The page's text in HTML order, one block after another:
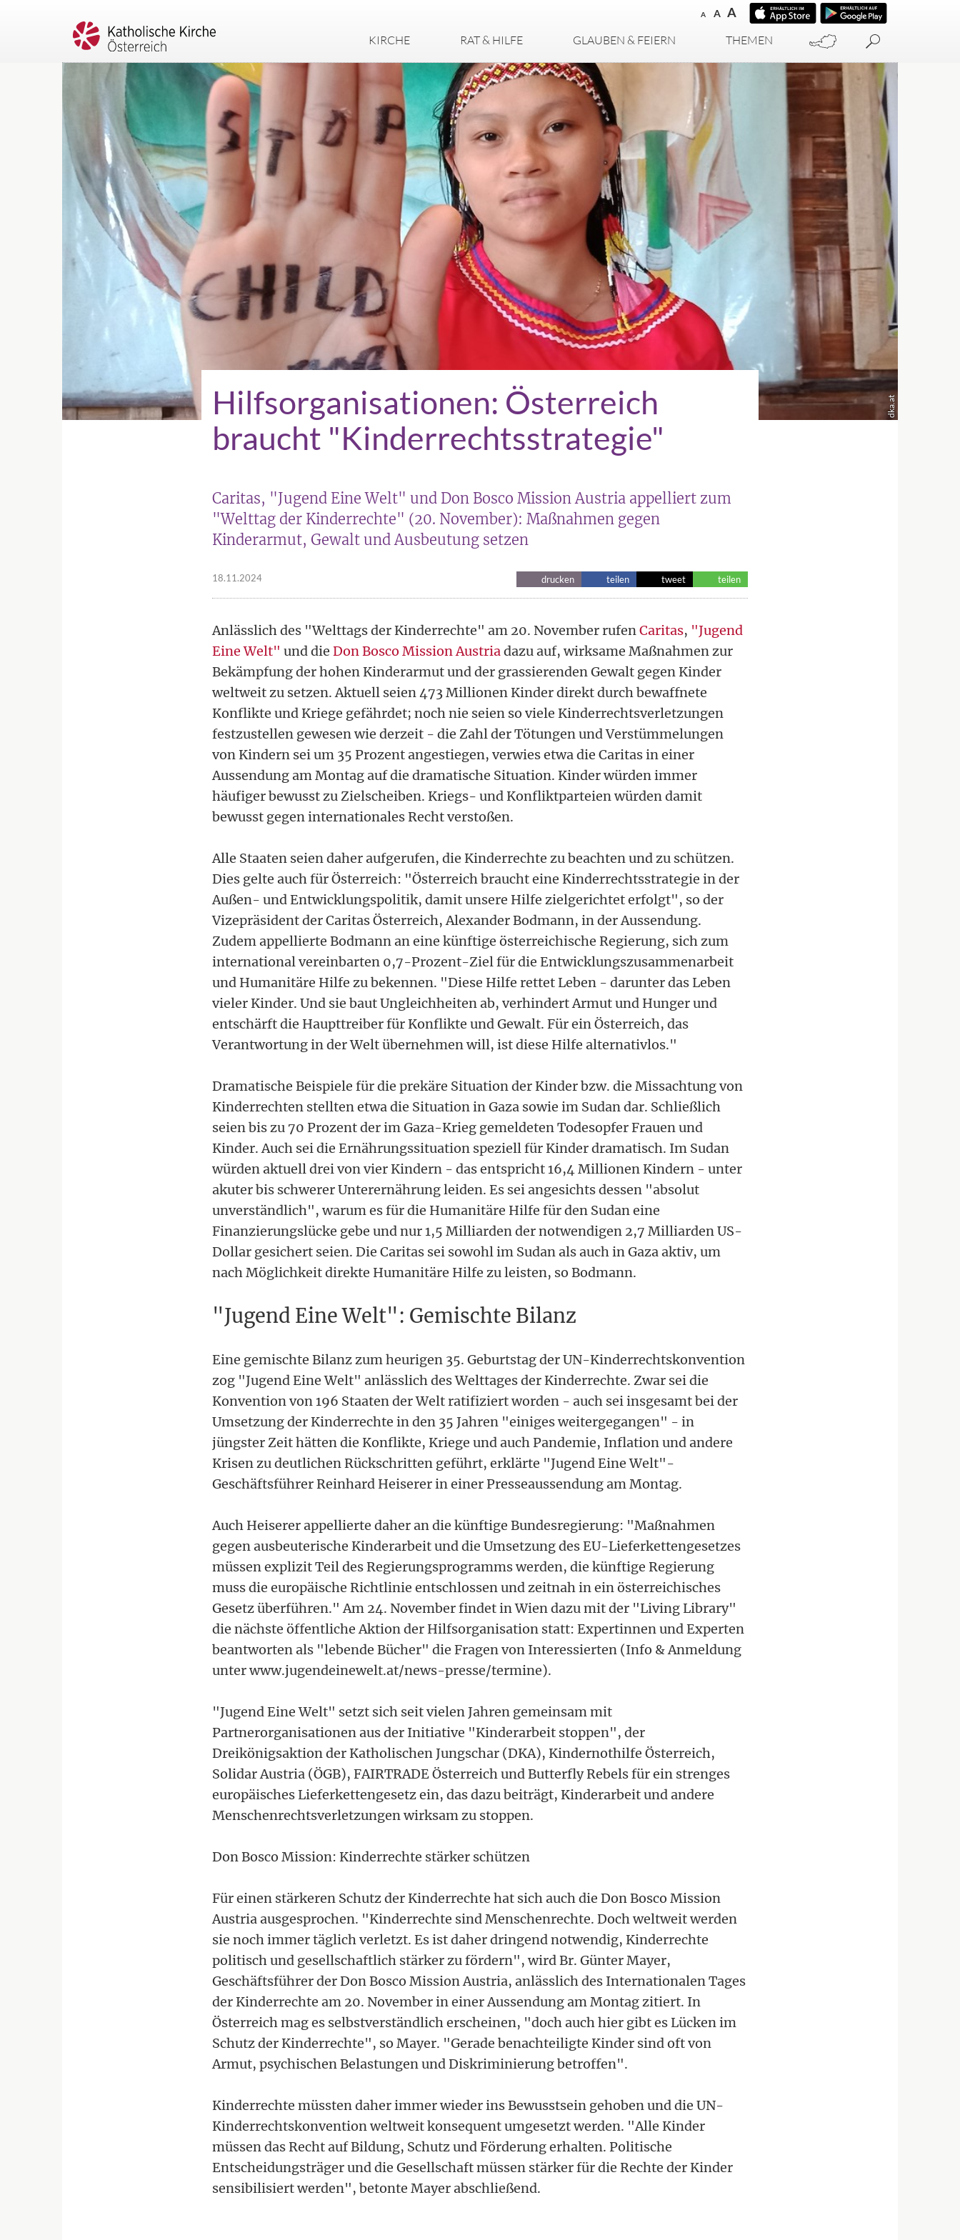
A A A
KIRCHE RAT & HILFE GLAUBEN & FEIERN THEMEN
dka.at
Hilfsorganisationen: Österreich
braucht "Kinderrechtsstrategie"
Caritas, "Jugend Eine Welt" und Don Bosco Mission Austria appelliert zum
"Welttag der Kinderrechte" (20. November): Maßnahmen gegen
Kinderarmut, Gewalt und Ausbeutung setzen
18.11.2024 drucken teilen tweet teilen
Anlässlich des "Welttags der Kinderrechte" am 20. November rufenCaritas, "Jugend
Eine Welt" und die Don Bosco Mission Austriadazu auf, wirksame Maßnahmen zur
Bekämpfung der hohen Kinderarmut und der grassierenden Gewalt gegen Kinder
weltweit zu setzen. Aktuell seien 473 Millionen Kinder direkt durch bewaffnete
Konflikte und Kriege gefährdet; noch nie seien so viele Kinderrechtsverletzungen
festzustellen gewesen wie derzeit - die Zahl der Tötungen und Verstümmelungen
von Kindern sei um 35 Prozent angestiegen, verwies etwa die Caritas in einer
Aussendung am Montag auf die dramatische Situation. Kinder würden immer
häufiger bewusst zu Zielscheiben. Kriegs- und Konfliktparteien würden damit
bewusst gegen internationales Recht verstoßen.
Alle Staaten seien daher aufgerufen, die Kinderrechte zu beachten und zu schützen.
Dies gelte auch für Österreich: "Österreich braucht eine Kinderrechtsstrategie in der
Außen- und Entwicklungspolitik, damit unsere Hilfe zielgerichtet erfolgt", so der
Vizepräsident der Caritas Österreich, Alexander Bodmann, in der Aussendung.
Zudem appellierte Bodmann an eine künftige österreichische Regierung, sich zum
international vereinbarten 0,7-Prozent-Ziel für die Entwicklungszusammenarbeit
und Humanitäre Hilfe zu bekennen. "Diese Hilfe rettet Leben - darunter das Leben
vieler Kinder. Und sie baut Ungleichheiten ab, verhindert Armut und Hunger und
entschärft die Haupttreiber für Konflikte und Gewalt. Für ein Österreich, das
Verantwortung in der Welt übernehmen will, ist diese Hilfe alternativlos."
Dramatische Beispiele für die prekäre Situation der Kinder bzw. die Missachtung von
Kinderrechten stellten etwa die Situation in Gaza sowie im Sudan dar. Schließlich
seien bis zu 70 Prozent der im Gaza-Krieg gemeldeten Todesopfer Frauen und
Kinder. Auch sei die Ernährungssituation speziell für Kinder dramatisch. Im Sudan
würden aktuell drei von vier Kindern - das entspricht 16,4 Millionen Kindern - unter
akuter bis schwerer Unterernährung leiden. Es sei angesichts dessen "absolut
unverständlich", warum es für die Humanitäre Hilfe für den Sudan eine
Finanzierungslücke gebe und nur 1,5 Milliarden der notwendigen 2,7 Milliarden US-
Dollar gesichert seien. Die Caritas sei sowohl im Sudan als auch in Gaza aktiv, um
nach Möglichkeit direkte Humanitäre Hilfe zu leisten, so Bodmann.
"Jugend Eine Welt": Gemischte Bilanz
Eine gemischte Bilanz zum heurigen 35. Geburtstag der UN-Kinderrechtskonvention
zog "Jugend Eine Welt" anlässlich des Welttages der Kinderrechte. Zwar sei die
Konvention von 196 Staaten der Welt ratifiziert worden - auch sei insgesamt bei der
Umsetzung der Kinderrechte in den 35 Jahren "einiges weitergegangen" - in
jüngster Zeit hätten die Konflikte, Kriege und auch Pandemie, Inflation und andere
Krisen zu deutlichen Rückschritten geführt, erklärte "Jugend Eine Welt"-
Geschäftsführer Reinhard Heiserer in einer Presseaussendung am Montag.
Auch Heiserer appellierte daher an die künftige Bundesregierung: "Maßnahmen
gegen ausbeuterische Kinderarbeit und die Umsetzung des EU-Lieferkettengesetzes
müssen explizit Teil des Regierungsprogramms werden, die künftige Regierung
muss die europäische Richtlinie entschlossen und zeitnah in ein österreichisches
Gesetz überführen." Am 24. November findet in Wien dazu mit der "Living Library"
die nächste öffentliche Aktion der Hilfsorganisation statt: Expertinnen und Experten
beantworten als "lebende Bücher" die Fragen von Interessierten (Info & Anmeldung
unter www.jugendeinewelt.at/news-presse/termine).
"Jugend Eine Welt" setzt sich seit vielen Jahren gemeinsam mit
Partnerorganisationen aus der Initiative "Kinderarbeit stoppen", der
Dreikönigsaktion der Katholischen Jungschar (DKA), Kindernothilfe Österreich,
Solidar Austria (ÖGB), FAIRTRADE Österreich und Butterfly Rebels für ein strenges
europäisches Lieferkettengesetz ein, das dazu beiträgt, Kinderarbeit und andere
Menschenrechtsverletzungen wirksam zu stoppen.
Don Bosco Mission: Kinderrechte stärker schützen
Für einen stärkeren Schutz der Kinderrechte hat sich auch die Don Bosco Mission
Austria ausgesprochen. "Kinderrechte sind Menschenrechte. Doch weltweit werden
sie noch immer täglich verletzt. Es ist daher dringend notwendig, Kinderrechte
politisch und gesellschaftlich stärker zu fördern", wird Br. Günter Mayer,
Geschäftsführer der Don Bosco Mission Austria, anlässlich des Internationalen Tages
der Kinderrechte am 20. November in einer Aussendung am Montag zitiert. In
Österreich mag es selbstverständlich erscheinen, "doch auch hier gibt es Lücken im
Schutz der Kinderrechte", so Mayer. "Gerade benachteiligte Kinder sind oft von
Armut, psychischen Belastungen und Diskriminierung betroffen".
Kinderrechte müssten daher immer wieder ins Bewusstsein gehoben und die UN-
Kinderrechtskonvention weltweit konsequent umgesetzt werden. "Alle Kinder
müssen das Recht auf Bildung, Schutz und Förderung erhalten. Politische
Entscheidungsträger und die Gesellschaft müssen stärker für die Rechte der Kinder
sensibilisiert werden", betonte Mayer abschließend.